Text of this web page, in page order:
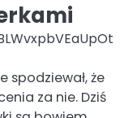
spodziewał, że
za nie. Dziś